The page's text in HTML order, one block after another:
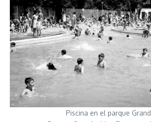
Piscina en el parque